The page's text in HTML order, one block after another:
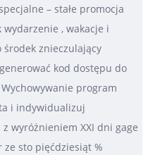
– stałe promocja
, wakacje i
znieczulający
kod dostępu do
program
i indywidualizuj
wyróżnieniem XXI dni gage
ze sto pięćdziesiąt %